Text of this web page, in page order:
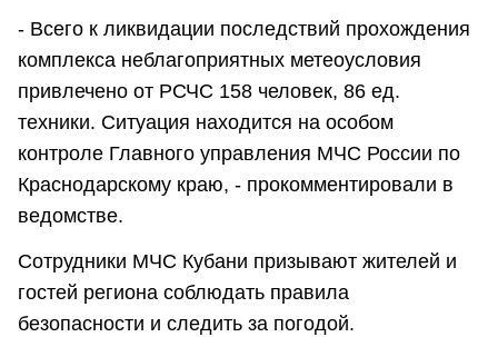
- Всего к ликвидации последствий прохождения
комплекса неблагоприятных метеоусловия
привлечено от РСЧС 158 человек, 86 ед.
техники. Ситуация находится на особом
контроле Главного управления МЧС России по
Краснодарскому краю, - прокомментировали в
ведомстве.
Сотрудники МЧС Кубани призывают жителей и
гостей региона соблюдать правила
безопасности и следить за погодой.